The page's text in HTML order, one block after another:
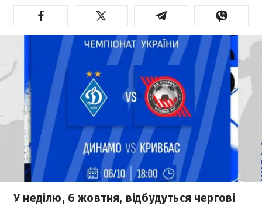
У неділю, 6 жовтня, відбудуться чергові